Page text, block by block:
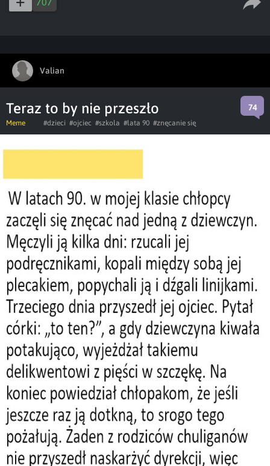
Valian
Teraz to by nie przeszło 74
Meme #dzieci #ojciec #szkola #lata 90 #znęcanie się